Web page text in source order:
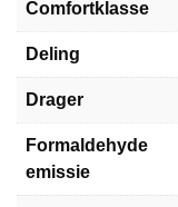
Comfortklasse
Deling
Drager
Formaldehyde
emissie